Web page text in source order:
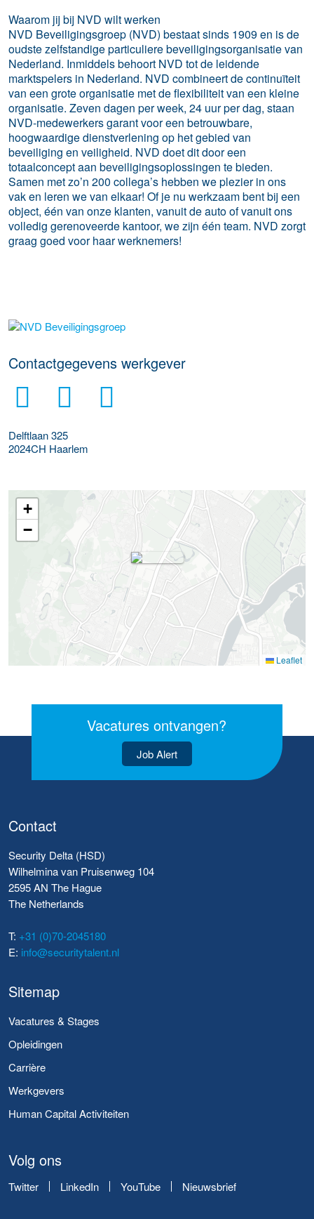
Waarom jij bij NVD wilt werken
NVD Beveiligingsgroep (NVD) bestaat sinds 1909 en is de
oudste zelfstandige particuliere beveiligingsorganisatie van
Nederland. Inmiddels behoort NVD tot de leidende
marktspelers in Nederland. NVD combineert de continuïteit
van een grote organisatie met de flexibiliteit van een kleine
organisatie. Zeven dagen per week, 24 uur per dag, staan
NVD-medewerkers garant voor een betrouwbare,
hoogwaardige dienstverlening op het gebied van
beveiliging en veiligheid. NVD doet dit door een
totaalconcept aan beveiligingsoplossingen te bieden.
Samen met zo’n 200 collega’s hebben we plezier in ons
vak en leren we van elkaar! Of je nu werkzaam bent bij een
object, één van onze klanten, vanuit de auto of vanuit ons
volledig gerenoveerde kantoor, we zijn één team. NVD zorgt
graag goed voor haar werknemers!
Meer werkgever details
Contactgegevens werkgever
Delftlaan 325
2024CH Haarlem
+
−
Leaflet
Vacatures ontvangen?
Job Alert
Contact
Security Delta (HSD)
Wilhelmina van Pruisenweg 104
2595 AN The Hague
The Netherlands
T: +31 (0)70-2045180
E: info@securitytalent.nl
Sitemap
Vacatures & Stages
Opleidingen
Carrière
Werkgevers
Human Capital Activiteiten
Volg ons
Twitter LinkedIn YouTube Nieuwsbrief